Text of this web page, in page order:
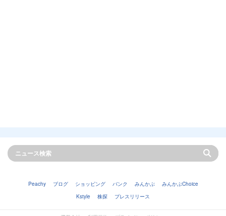
Peachy ブログ ショッピング バンク みんかぶ
みんかぶChoice
Kstyle
株探 プレスリリース